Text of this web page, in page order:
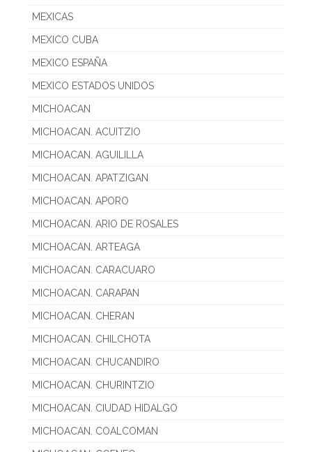
MEXICAS
MEXICO CUBA
MEXICO ESPAÑA
MEXICO ESTADOS UNIDOS
MICHOACAN
MICHOACAN. ACUITZIO
MICHOACAN. AGUILILLA
MICHOACAN. APATZIGAN
MICHOACAN. APORO
MICHOACAN. ARIO DE ROSALES
MICHOACAN. ARTEAGA
MICHOACAN. CARACUARO
MICHOACAN. CARAPAN
MICHOACAN. CHERAN
MICHOACAN. CHILCHOTA
MICHOACAN. CHUCANDIRO
MICHOACAN. CHURINTZIO
MICHOACAN. CIUDAD HIDALGO
MICHOACAN. COALCOMAN